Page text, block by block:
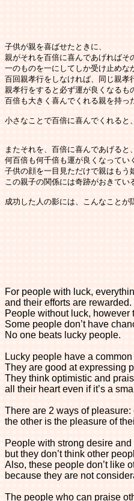
子供が親を喜ばせたときに、
親がそれを百倍に喜んであげればそ
一のものを一にしてしか受け止めな
百回親孝行をしなければ、同じ親孝
親孝行をすると必ず運が良くなるも
百倍も大きく喜んでくれる親を持っ
小さなことで百倍に喜んでくれると
またそれを、百倍に喜んであげると、
何百倍も何千倍も運が良くなってい
子供の顔を一目見ただけで親はもう
この親子の関係には奇跡がおきてい
成功した人の影には、こんなことが
For people with luck,
and their efforts are rewarded.
People without luck, however
Some people don’t have
No one beats lucky people.
Lucky people have a common
They are good at expressing
They think optimistic and
all their heart even if it’s a
There are 2 ways of
the other is the pleasure of
People with strong desire
but they don’t think other
Also, these people don’t like
because they are not
The people who can praise